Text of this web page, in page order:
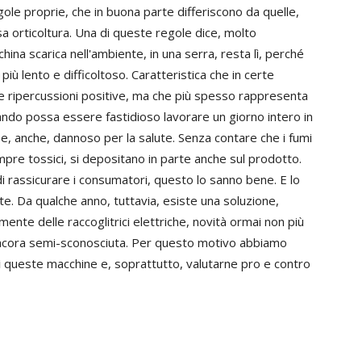
proprie, che in buona parte differiscono da quelle,
orticoltura. Una di queste regole dice, molto
scarica nell'ambiente, in una serra, resta lì, perché
lento e difficoltoso. Caratteristica che in certe
ripercussioni positive, ma che più spesso rappresenta
possa essere fastidioso lavorare un giorno intero in
anche, dannoso per la salute. Senza contare che i fumi
tossici, si depositano in parte anche sul prodotto.
rassicurare i consumatori, questo lo sanno bene. E lo
Da qualche anno, tuttavia, esiste una soluzione,
delle raccoglitrici elettriche, novità ormai non più
semi-sconosciuta. Per questo motivo abbiamo
queste macchine e, soprattutto, valutarne pro e contro